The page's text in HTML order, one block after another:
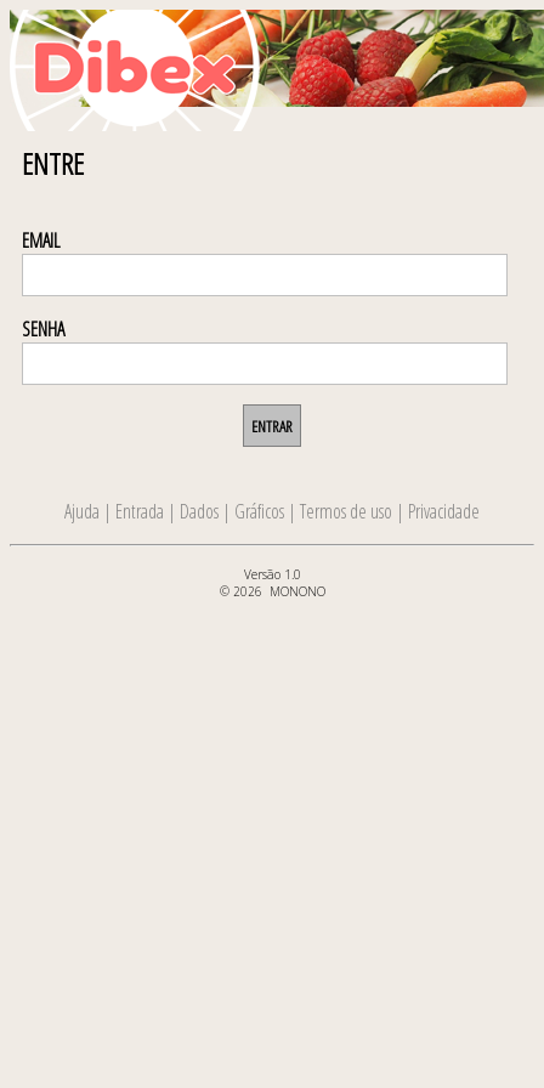
ENTRE
EMAIL
SENHA
ENTRAR
Ajuda | Entrada | Dados | Gráficos | Termos de uso | Privacidade
Versão 1.0
© 2026 MONONO